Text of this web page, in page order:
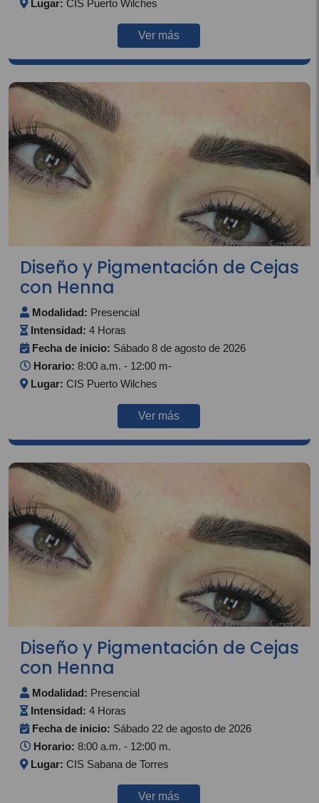
Lugar: CIS Puerto Wilches
Ver más
Diseño y Pigmentación de Cejas
con Henna
Modalidad: Presencial
Intensidad: 4 Horas
Fecha de inicio: Sábado 8 de agosto de 2026
Horario: 8:00 a.m. - 12:00 m-
Lugar: CIS Puerto Wilches
Ver más
Diseño y Pigmentación de Cejas
con Henna
Modalidad: Presencial
Intensidad: 4 Horas
Fecha de inicio: Sábado 22 de agosto de 2026
Horario: 8:00 a.m. - 12:00 m.
Lugar: CIS Sabana de Torres
Ver más